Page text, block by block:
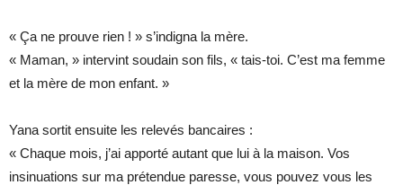
« Ça ne prouve rien ! » s’indigna la mère.
« Maman, » intervint soudain son fils, « tais-toi. C’est ma femme
et la mère de mon enfant. »
Yana sortit ensuite les relevés bancaires :
« Chaque mois, j’ai apporté autant que lui à la maison. Vos
insinuations sur ma prétendue paresse, vous pouvez vous les